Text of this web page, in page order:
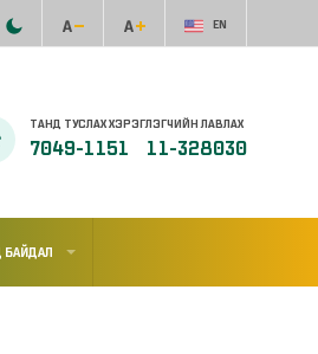
EN
ТАНД ТУСЛАХ ХЭРЭГЛЭГЧИЙН ЛАВЛАХ
7049-1151 11-328030
БАЙДАЛ